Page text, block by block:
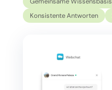
Konsistente Antworten